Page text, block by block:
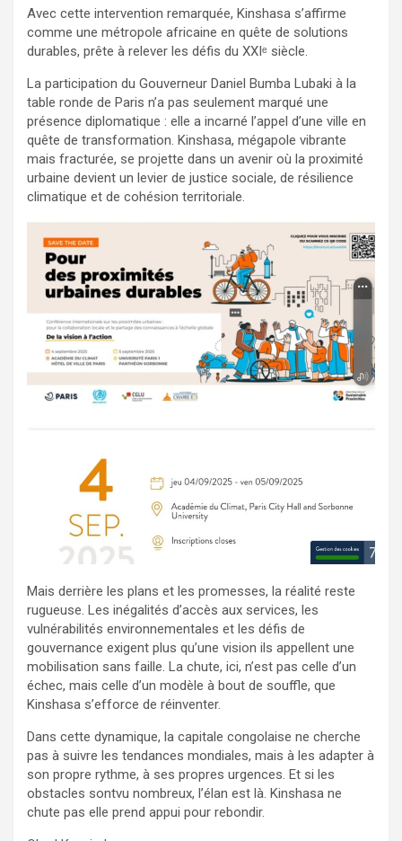
Avec cette intervention remarquée, Kinshasa s’affirme
comme une métropole africaine en quête de solutions
durables, prête à relever les défis du XXIᵉ siècle.
La participation du Gouverneur Daniel Bumba Lubaki à la
table ronde de Paris n’a pas seulement marqué une
présence diplomatique : elle a incarné l’appel d’une ville en
quête de transformation. Kinshasa, mégapole vibrante
mais fracturée, se projette dans un avenir où la proximité
urbaine devient un levier de justice sociale, de résilience
climatique et de cohésion territoriale.
Mais derrière les plans et les promesses, la réalité reste
rugueuse. Les inégalités d’accès aux services, les
vulnérabilités environnementales et les défis de
gouvernance exigent plus qu’une vision ils appellent une
mobilisation sans faille. La chute, ici, n’est pas celle d’un
échec, mais celle d’un modèle à bout de souffle, que
Kinshasa s’efforce de réinventer.
Dans cette dynamique, la capitale congolaise ne cherche
pas à suivre les tendances mondiales, mais à les adapter à
son propre rythme, à ses propres urgences. Et si les
obstacles sontvu nombreux, l’élan est là. Kinshasa ne
chute pas elle prend appui pour rebondir.